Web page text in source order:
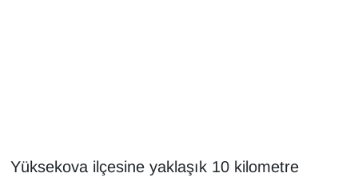
Yüksekova ilçesine yaklaşık 10 kilometre
Kamu Alımları